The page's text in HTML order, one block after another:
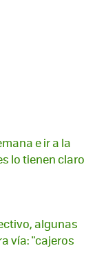
e ir a la
lo tienen claro
algunas
vía: "cajeros